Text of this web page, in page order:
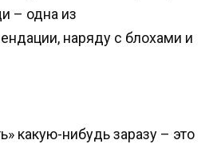
– одна из
наряду с блохами и
какую-нибудь заразу – это